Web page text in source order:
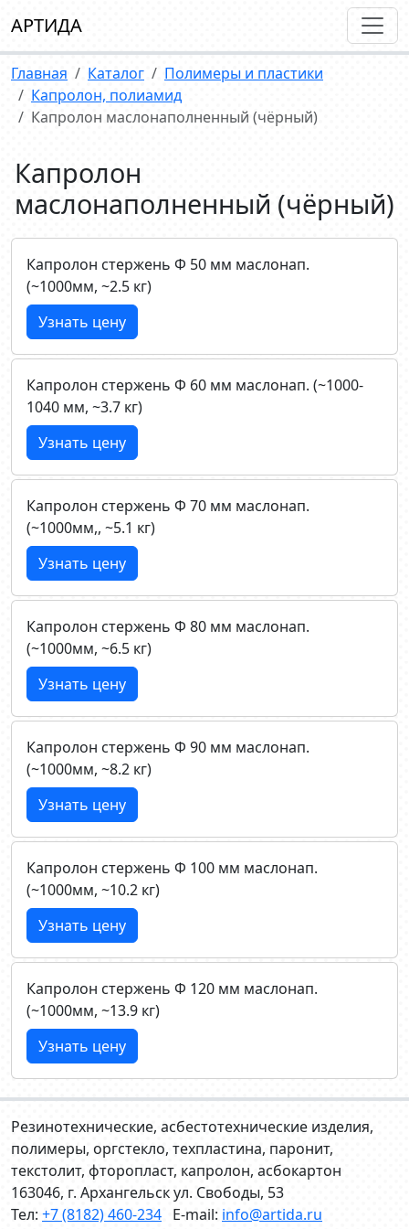
АРТИДА
Главная Каталог
Полимеры и пластики
Капролон, полиамид
Капролон маслонаполненный (чёрный)
Капролон
маслонаполненный (чёрный)
Капролон стержень Ф 50 мм маслонап.
(~1000мм, ~2.5 кг)
Узнать цену
Капролон стержень Ф 60 мм маслонап. (~1000-
1040 мм, ~3.7 кг)
Узнать цену
Капролон стержень Ф 70 мм маслонап.
(~1000мм,, ~5.1 кг)
Узнать цену
Капролон стержень Ф 80 мм маслонап.
(~1000мм, ~6.5 кг)
Узнать цену
Капролон стержень Ф 90 мм маслонап.
(~1000мм, ~8.2 кг)
Узнать цену
Капролон стержень Ф 100 мм маслонап.
(~1000мм, ~10.2 кг)
Узнать цену
Капролон стержень Ф 120 мм маслонап.
(~1000мм, ~13.9 кг)
Узнать цену
Резинотехнические, асбестотехнические изделия,
полимеры, оргстекло, техпластина, паронит,
текстолит, фторопласт, капролон, асбокартон
163046, г. Архангельск ул. Свободы, 53
Тел: +7 (8182) 460-234 E-mail: info@artida.ru